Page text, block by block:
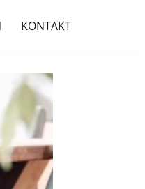
KONTAKT